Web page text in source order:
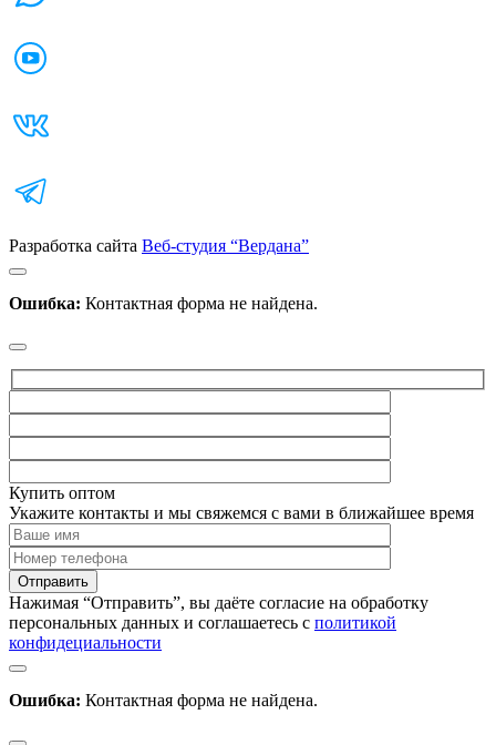
Разработка сайта Веб-студия “Вердана”
Ошибка: Контактная форма не найдена.
Купить оптом
Укажите контакты и мы свяжемся с вами в ближайшее время
Нажимая “Отправить”, вы даёте согласие на обработку
персональных данных и соглашаетесь с политикой
конфидециальности
Ошибка: Контактная форма не найдена.